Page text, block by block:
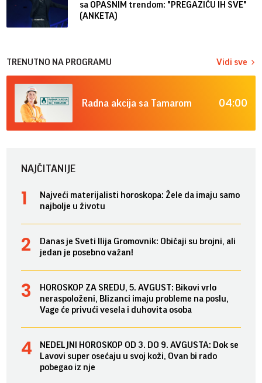
sa OPASNIM trendom: "PREGAZIĆU IH SVE"
(ANKETA)
TRENUTNO NA PROGRAMU Vidi sve
Radna akcija sa Tamarom 04:00
NAJČITANIJE
Najveći materijalisti horoskopa: Žele da imaju samo
najbolje u životu
Danas je Sveti Ilija Gromovnik: Običaji su brojni, ali
jedan je posebno važan!
HOROSKOP ZA SREDU, 5. AVGUST: Bikovi vrlo
neraspoloženi, Blizanci imaju probleme na poslu,
Vage će privući vesela i duhovita osoba
NEDELJNI HOROSKOP OD 3. DO 9. AVGUSTA: Dok se
Lavovi super osećaju u svoj koži, Ovan bi rado
pobegao iz nje